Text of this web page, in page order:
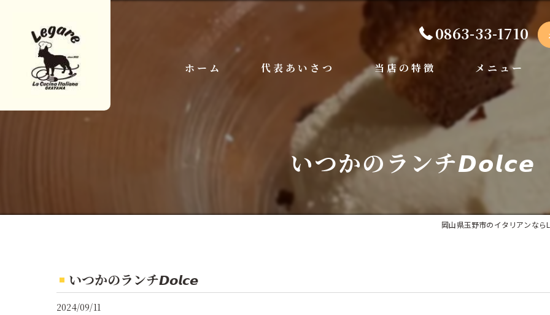
0863-33-1710
ホーム 代表あいさつ 当店の特徴
ペット可
メニュー
ディナー
ドルチェ
いつかのランチ𝘿𝙤𝙡𝙘𝙚
岡山県玉野市のイタリアンな
いつかのランチ𝘿𝙤𝙡𝙘𝙚
2024/09/11